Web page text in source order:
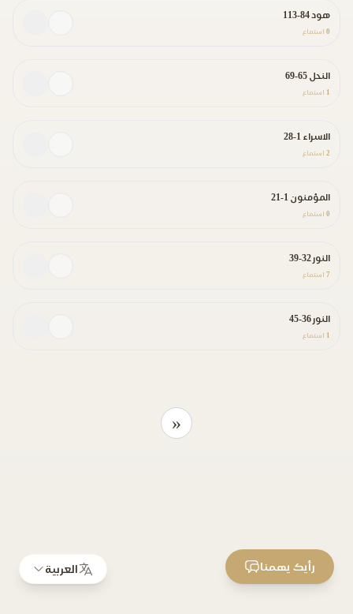
هود 84-113
0 استماع
النحل 65-69
1 استماع
الاسراء 1-28
2 استماع
المؤمنون 1-21
0 استماع
النور 32-39
7 استماع
النور 36-45
1 استماع
«
العربية رأيك يهمنا